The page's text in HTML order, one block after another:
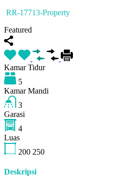
RR-17713-Property
Featured
Kamar Tidur
5
Kamar Mandi
3
Garasi
4
Luas
200 250
Deskripsi